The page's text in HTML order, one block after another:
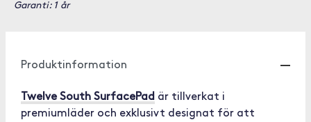
Garanti: 1 år
Produktinformation
Twelve South SurfacePad är tillverkat i
premiumläder och exklusivt designat för att